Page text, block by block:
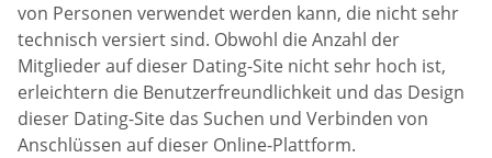
von Personen verwendet werden kann, die nicht sehr
technisch versiert sind. Obwohl die Anzahl der
Mitglieder auf dieser Dating-Site nicht sehr hoch ist,
erleichtern die Benutzerfreundlichkeit und das Design
dieser Dating-Site das Suchen und Verbinden von
Anschlüssen auf dieser Online-Plattform.